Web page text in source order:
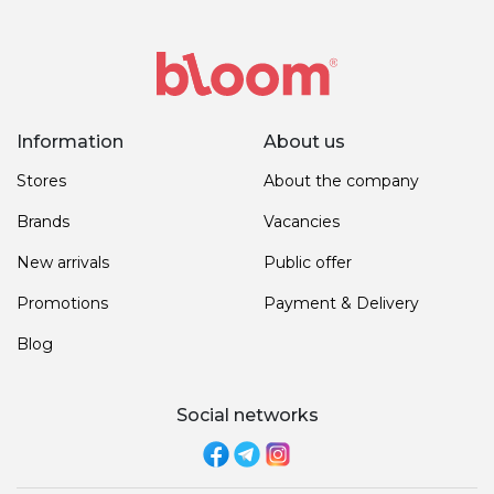
Information
Stores
Brands
New arrivals
Promotions
Blog
About us
About the company
Vacancies
Public offer
Payment & Delivery
Social networks